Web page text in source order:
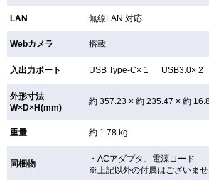
LAN 無線LAN対応
Webカメラ 搭載
入出力ポート USB Type-C× 1 USB3.0×
外形寸法
W×D×H(mm)
約 357.23 × 約 235.47 × 約
重量 約 1.78 kg
同梱物
・ACアダプタ、電源コード
※上記以外の付属はございませ